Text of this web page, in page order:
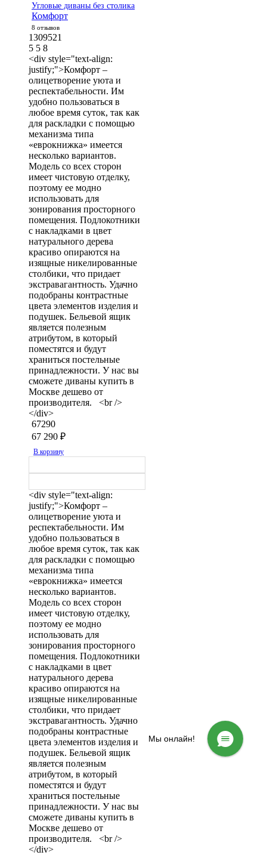
Угловые диваны без столика
Комфорт
8 отзывов
1309521
5 5 8
<div style="text-align:
justify;">Комфорт –
олицетворение уюта и
респектабельности. Им
удобно пользоваться в
любое время суток, так как
для раскладки с помощью
механизма типа
«еврокнижка» имеется
несколько вариантов.
Модель со всех сторон
имеет чистовую отделку,
поэтому ее модно
использовать для
зонирования просторного
помещения. Подлокотники
с накладками в цвет
натурального дерева
красиво опираются на
изящные никелированные
столбики, что придает
экстравагантность. Удачно
подобраны контрастные
цвета элементов изделия и
подушек. Бельевой ящик
является полезным
атрибутом, в который
поместятся и будут
храниться постельные
принадлежности. У нас вы
сможете диваны купить в
Москве дешево от
производителя. <br />
</div>
67290
67 290 ₽
В корзину
<div style="text-align:
justify;">Комфорт –
олицетворение уюта и
респектабельности. Им
удобно пользоваться в
любое время суток, так как
для раскладки с помощью
механизма типа
«еврокнижка» имеется
несколько вариантов.
Модель со всех сторон
имеет чистовую отделку,
поэтому ее модно
использовать для
зонирования просторного
помещения. Подлокотники
с накладками в цвет
натурального дерева
красиво опираются на
изящные никелированные
столбики, что придает
экстравагантность. Удачно
подобраны контрастные
цвета элементов изделия и
подушек. Бельевой ящик
является полезным
атрибутом, в который
поместятся и будут
храниться постельные
принадлежности. У нас вы
сможете диваны купить в
Москве дешево от
производителя. <br />
</div>
Мы онлайн!